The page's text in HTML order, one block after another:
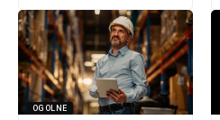
OGOLNE